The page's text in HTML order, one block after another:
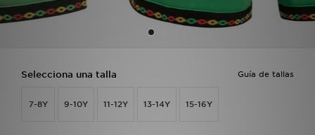
Guía de tallas
Selecciona una talla
7-8Y 9-10Y 11-12Y 13-14Y 15-16Y